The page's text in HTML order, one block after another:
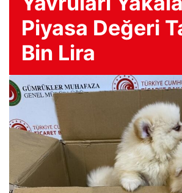
Piyasa Değeri
Bin Lira